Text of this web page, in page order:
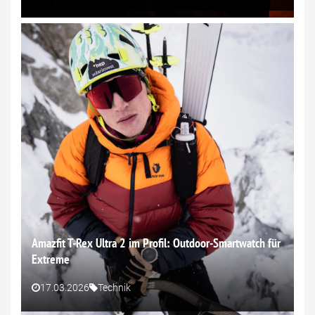
Amazfit T-Rex Ultra 2 im Profil: Outdoor-Smartwatch für
Extreme
17.03.2026 Technik